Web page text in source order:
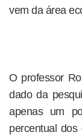
vem da área
O professor
dado da
apenas um
percentual